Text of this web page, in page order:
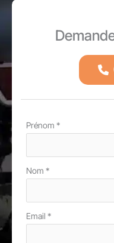
Formulaire
avec
téléphone
Prénom *
Nom *
Email *